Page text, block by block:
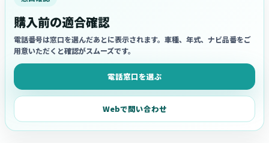
購入前の適合確認
電話番号は窓口を選んだあとに表示されます。車種、年式、ナビ品番をご
用意いただくと確認がスムーズです。
電話窓口を選ぶ
Webで問い合わせ